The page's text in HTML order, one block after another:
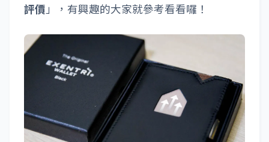
評價 」，有興趣的大家就參考看看囉！